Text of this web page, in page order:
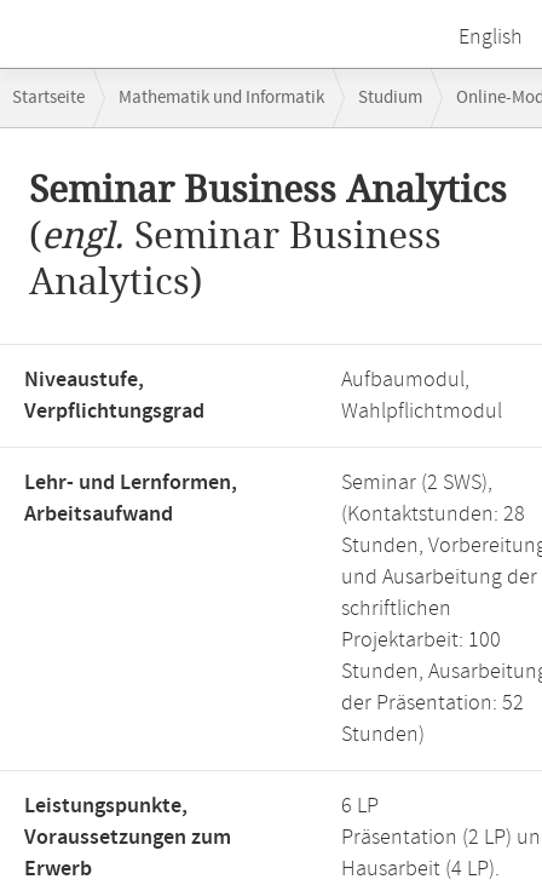
English
Navigation
Startseite Mathematik und Informatik Studium Online-
Seminar Business Analytics
(engl. Seminar Business
Analytics)
Niveaustufe,
Verpflichtungsgrad
Aufbaumodul,
Wahlpflichtmodul
Lehr- und Lernformen,
Arbeitsaufwand
Seminar (2 SWS),
(Kontaktstunden: 28
Stunden,
und Ausarbeitung der
schriftlichen
Projektarbeit: 100
Stunden,
der Präsentation: 52
Stunden)
Leistungspunkte,
Voraussetzungen zum
Erwerb
6 LP
Präsentation (2 LP)
Hausarbeit (4 LP).